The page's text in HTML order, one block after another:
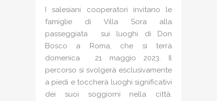
I salesiani cooperatori invitano le
famiglie di Villa Sora alla
passeggiata sui luoghi di Don
Bosco a Roma, che si terrà
domenica 21 maggio 2023. Il
percorso si svolgerà esclusivamente
a piedi e toccherà luoghi significativi
dei suoi soggiorni nella città.